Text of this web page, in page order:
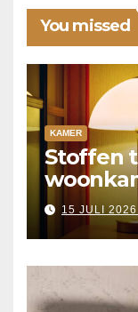
You missed
KAMER
Stoffen
15 JULI 2026